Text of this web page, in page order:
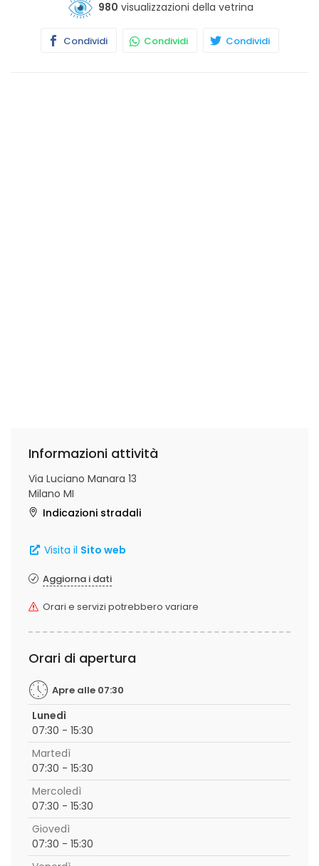
980 visualizzazioni della vetrina
Condividi Condividi Condividi
Informazioni attività
Via Luciano Manara 13
Milano MI
Indicazioni stradali
Visita il Sito web
Aggiorna i dati
Orari e servizi potrebbero variare
Orari di apertura
Apre alle 07:30
Lunedì
07:30 - 15:30
Martedì
07:30 - 15:30
Mercoledì
07:30 - 15:30
Giovedì
07:30 - 15:30